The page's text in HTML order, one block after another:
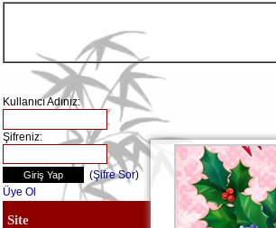
Kullanıcı Adınız:
Şifreniz:
(Şifre Sor)
Üye Ol
Site